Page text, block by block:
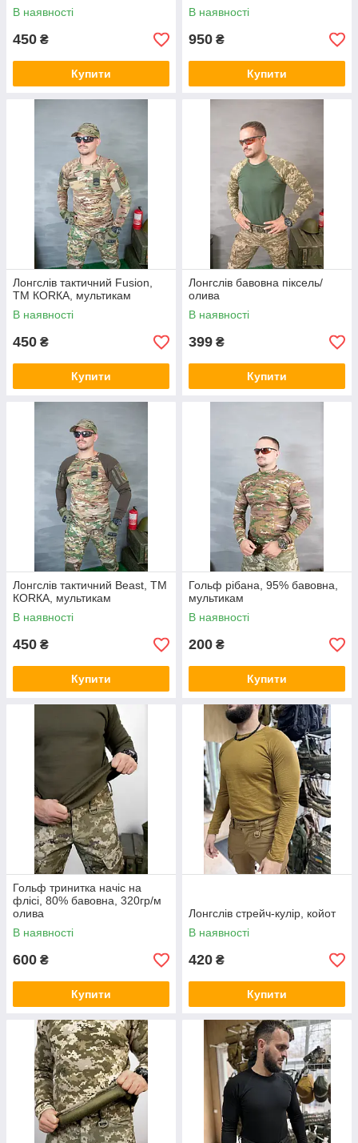
В наявності
450 ₴
Купити
В наявності
950 ₴
Купити
Лонгслів тактичний Fusion,
ТМ КОRКА, мультикам
В наявності
450 ₴
Купити
Лонгслів бавовна піксель/
олива
В наявності
399 ₴
Купити
Лонгслів тактичний Beast, ТМ
КОRКА, мультикам
В наявності
450 ₴
Купити
Гольф рібана, 95% бавовна,
мультикам
В наявності
200 ₴
Купити
Гольф тринитка начіс на
флісі, 80% бавовна, 320гр/м
олива
В наявності
600 ₴
Купити
Лонгслів стрейч-кулір, койот
В наявності
420 ₴
Купити